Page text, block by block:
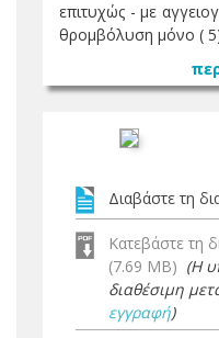
επιτυχώς - με
θρομβόλυση μόνο (
Διαβάστε τη
Κατεβάστε τη
(7.69 MB) (Η
διαθέσιμη
εγγραφή)